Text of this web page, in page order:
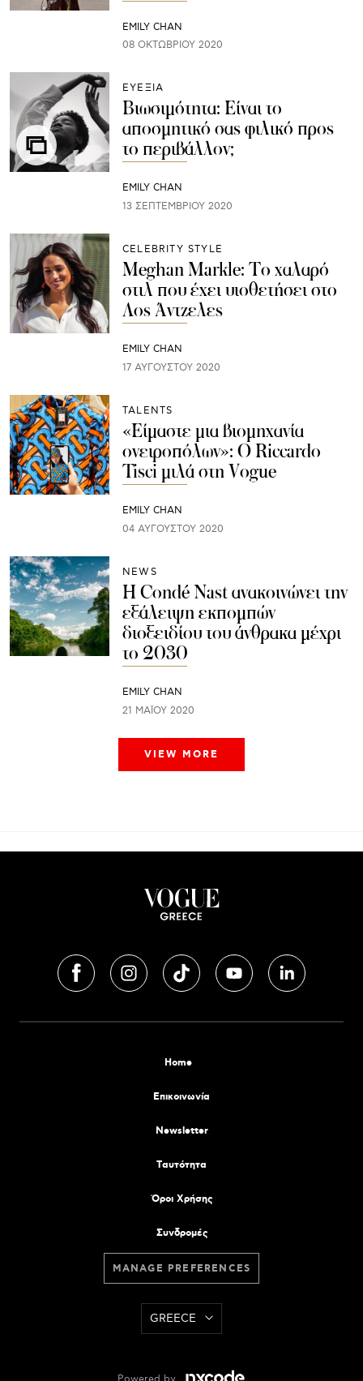
EMILY CHAN
08 ΟΚΤΩΒΡΊΟΥ 2020
ΕΥΕΞΙΑ
Βιωσιμότητα: Είναι το
αποσμητικό σας φιλικό προς
το περιβάλλον;
EMILY CHAN
13 ΣΕΠΤΕΜΒΡΊΟΥ 2020
CELEBRITY STYLE
Meghan Markle: Το χαλαρό
στιλ που έχει υιοθετήσει στο
Λος Άντζελες
EMILY CHAN
17 ΑΥΓΟΎΣΤΟΥ 2020
TALENTS
«Είμαστε μια βιομηχανία
ονειροπόλων»: Ο Riccardo
Tisci μιλά στη Vogue
EMILY CHAN
04 ΑΥΓΟΎΣΤΟΥ 2020
NEWS
Η Condé Nast ανακοινώνει την
εξάλειψη εκπομπών
διοξειδίου του άνθρακα μέχρι
το 2030
EMILY CHAN
21 ΜΑΪ́ΟΥ 2020
VIEW MORE
Home
Επικοινωνία
Newsletter
Tαυτότητα
Όροι Χρήσης
Συνδρομές
MANAGE PREFERENCES
GREECE